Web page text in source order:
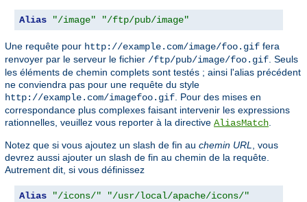
Alias "/image" "/ftp/pub/image"
Une requête pour http://example.com/image/foo.gif fera
renvoyer par le serveur le fichier /ftp/pub/image/foo.gif . Seuls
les éléments de chemin complets sont testés ; ainsi l'alias précédent
ne conviendra pas pour une requête du style
http://example.com/imagefoo.gif . Pour des mises en
correspondance plus complexes faisant intervenir les expressions
rationnelles, veuillez vous reporter à la directive AliasMatch
Notez que si vous ajoutez un slash de fin au chemin URL
, vous
devrez aussi ajouter un slash de fin au chemin de la requête.
Autrement dit, si vous définissez
Alias "/icons/" "/usr/local/apache/icons/"